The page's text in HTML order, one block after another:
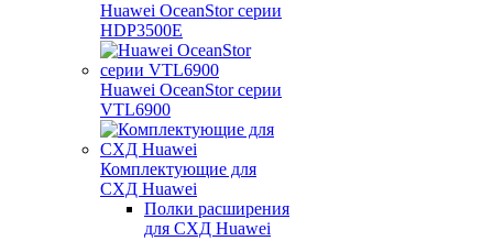
Huawei OceanStor серии
HDP3500E
Huawei OceanStor серии
VTL6900
Комплектующие для
СХД Huawei
Полки расширения
для СХД Huawei